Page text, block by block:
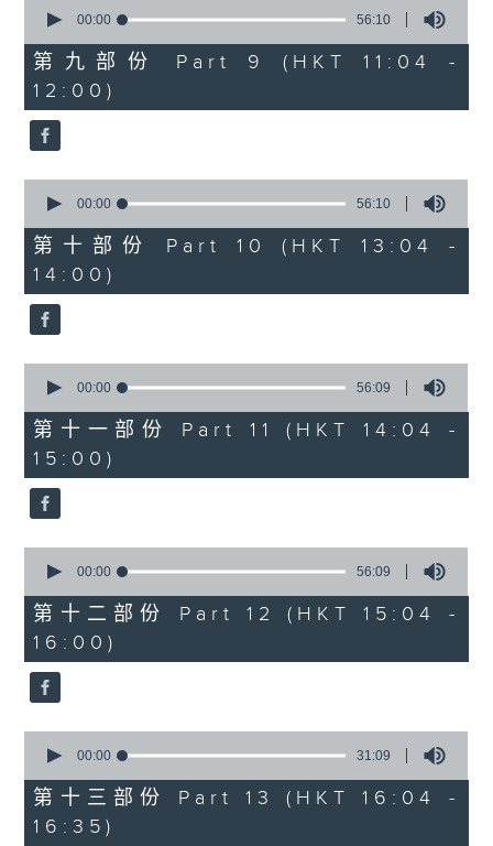
seconds
56
minutes,
10
seconds
00:00 56:10
第九部份 Part 9 (HKT 11:04 -
12:00)
seconds
56
minutes,
10
seconds
00:00 56:10
第十部份 Part 10 (HKT 13:04 -
14:00)
seconds
56
minutes,
9
seconds
00:00 56:09
第十一部份 Part 11 (HKT 14:04 -
15:00)
seconds
56
minutes,
9
seconds
00:00 56:09
第十二部份 Part 12 (HKT 15:04 -
16:00)
seconds
31
minutes,
9
00:00 31:09
第十三部份 Part 13 (HKT 16:04 -
16:35)